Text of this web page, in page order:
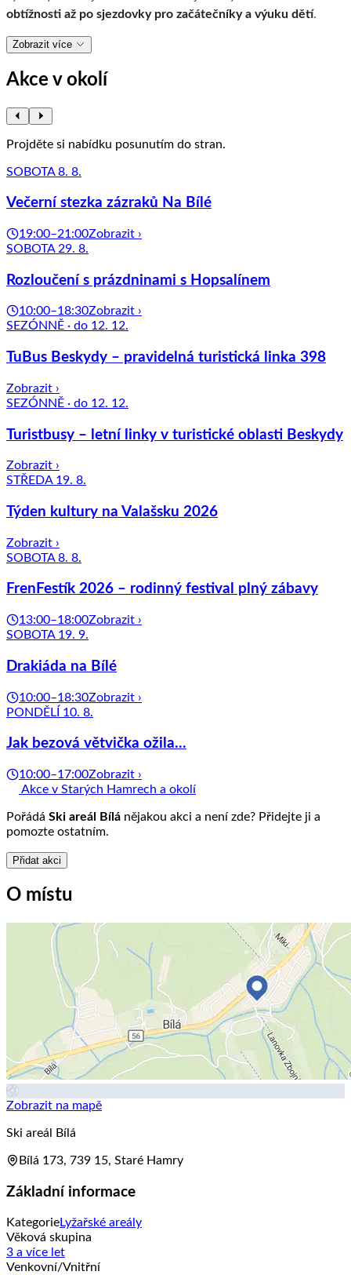
obtížnosti až po sjezdovky pro začátečníky a výuku dětí.
Zobrazit více
Akce v okolí
Projděte si nabídku posunutím do stran.
SOBOTA 8. 8.
Večerní stezka zázraků Na Bílé
19:00–21:00Zobrazit ›
SOBOTA 29. 8.
Rozloučení s prázdninami s Hopsalínem
10:00–18:30Zobrazit ›
SEZÓNNĚ · do 12. 12.
TuBus Beskydy – pravidelná turistická linka 398
Zobrazit ›
SEZÓNNĚ · do 12. 12.
Turistbusy – letní linky v turistické oblasti Beskydy
Zobrazit ›
STŘEDA 19. 8.
Týden kultury na Valašsku 2026
Zobrazit ›
SOBOTA 8. 8.
FrenFestík 2026 – rodinný festival plný zábavy
13:00–18:00Zobrazit ›
SOBOTA 19. 9.
Drakiáda na Bílé
10:00–18:30Zobrazit ›
PONDĚLÍ 10. 8.
Jak bezová větvička ožila...
10:00–17:00Zobrazit ›
Akce v Starých Hamrech a okolí
Pořádá Ski areál Bílá nějakou akci a není zde? Přidejte ji a
pomozte ostatním.
Přidat akci
O místu
Zobrazit na mapě
Ski areál Bílá
Bílá 173, 739 15, Staré Hamry
Základní informace
KategorieLyžařské areály
Věková skupina
3 a více let
Venkovní/Vnitřní